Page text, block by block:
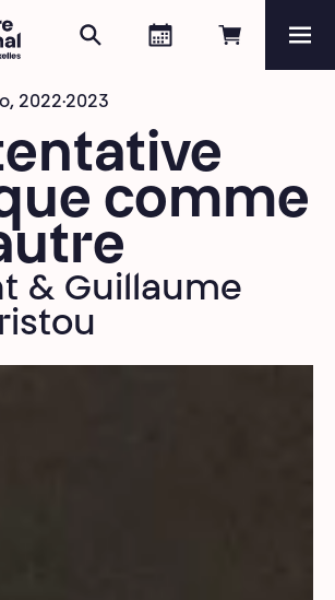
Réserver
Agenda
Rechercher
Programme
2022·2023
comme
& Guillaume